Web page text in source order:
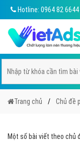
Hotline: 0964 82 6644
Trang chủ Chủ đề
Một số bài viết theo chủ